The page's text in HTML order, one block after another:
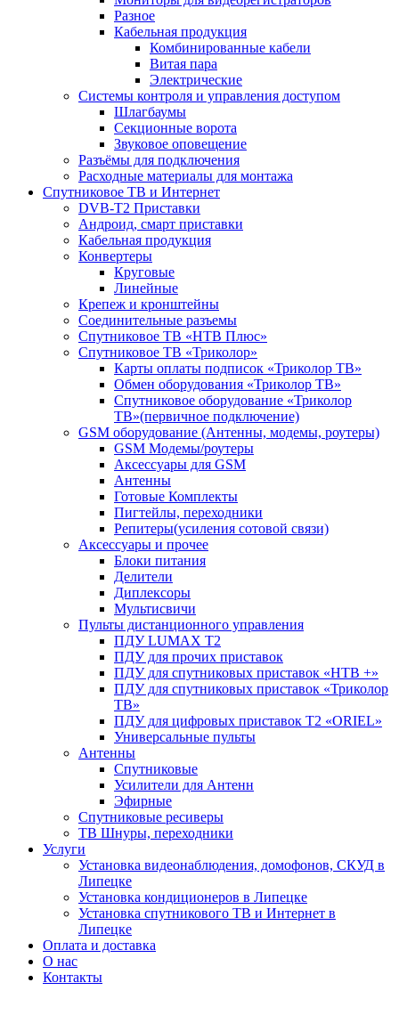
Разное
Кабельная продукция
Комбинированные кабели
Витая пара
Электрические
Системы контроля и управления доступом
Шлагбаумы
Секционные ворота
Звуковое оповещение
Разъёмы для подключения
Расходные материалы для монтажа
Спутниковое ТВ и Интернет
DVB-Т2 Приставки
Андроид, смарт приставки
Кабельная продукция
Конвертеры
Круговые
Линейные
Крепеж и кронштейны
Соединительные разъемы
Спутниковое ТВ «НТВ Плюс»
Спутниковое ТВ «Триколор»
Карты оплаты подписок «Триколор ТВ»
Обмен оборудования «Триколор ТВ»
Спутниковое оборудование «Триколор
ТВ»(первичное подключение)
GSM оборудование (Антенны, модемы, роутеры)
GSM Модемы/роутеры
Аксессуары для GSM
Антенны
Готовые Комплекты
Пигтейлы, переходники
Репитеры(усиления сотовой связи)
Аксессуары и прочее
Блоки питания
Делители
Диплексоры
Мультисвичи
Пульты дистанционного управления
ПДУ LUMAX Т2
ПДУ для прочих приставок
ПДУ для спутниковых приставок «НТВ +»
ПДУ для спутниковых приставок «Триколор
ТВ»
ПДУ для цифровых приставок Т2 «ORIEL»
Универсальные пульты
Антенны
Спутниковые
Усилители для Антенн
Эфирные
Спутниковые ресиверы
ТВ Шнуры, переходники
Услуги
Установка видеонаблюдения, домофонов, СКУД в
Липецке
Установка кондиционеров в Липецке
Установка спутникового ТВ и Интернет в
Липецке
Оплата и доставка
О нас
Контакты